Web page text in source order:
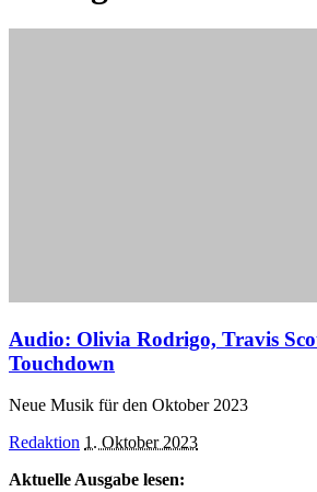
Audio: Olivia Rodrigo, Travis
Touchdown
Neue Musik für den Oktober 2023
Posted
Redaktion 1. Oktober 2023
Aktuelle Ausgabe lesen: